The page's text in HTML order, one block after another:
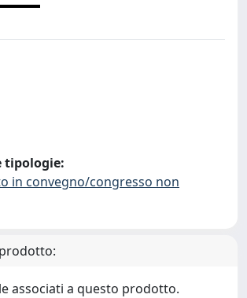
tipologie:
in convegno/congresso non
associati a questo prodotto.